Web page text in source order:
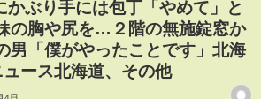
かぶり手には包丁「やめて」と
の胸や尻を…２階の無施錠窓か
「僕がやったことです」北海
ース北海道、その他